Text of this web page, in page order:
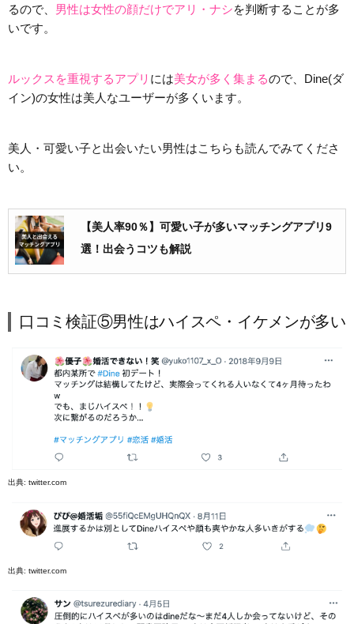
るので、 男性は女性の顔だけでアリ・ナシを判断することが多
いです。
ルックスを重視するアプリ には美女が多く集まるので、Dine(ダ
イン)の女性は美人なユーザーが多くいます。
美人・可愛い子と出会いたい男性はこちらも読んでみてくださ
い。
【美人率90％】可愛い子が多いマッチングアプリ9
選！出会うコツも解説
口コミ検証⑤男性はハイスペ・イケメンが多い
出典: twitter.com
出典: twitter.com